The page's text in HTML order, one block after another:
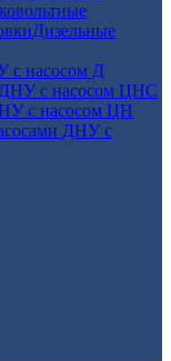
Дизельные
с насосом Д
ДНУ с насосом ЦНС
с насосом ЦН
ДНУ с